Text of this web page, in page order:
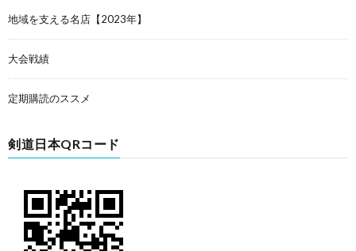
地域を支える名店【2023年】
大会戦績
定期購読のススメ
剣道日本QRコード